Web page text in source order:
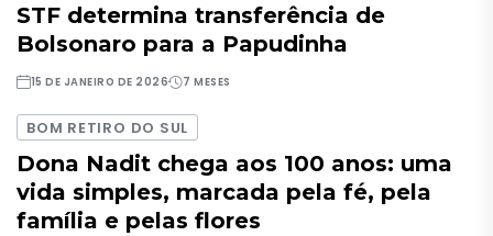
STF determina transferência de
Bolsonaro para a Papudinha
15 DE JANEIRO DE 2026 7 MESES
BOM RETIRO DO SUL
Dona Nadit chega aos 100 anos: uma
vida simples, marcada pela fé, pela
família e pelas flores